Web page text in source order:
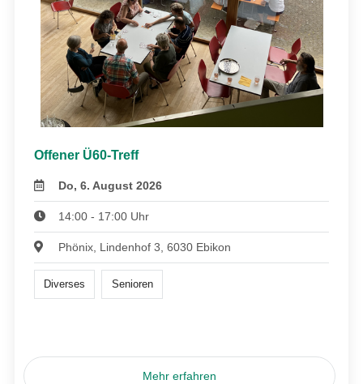
Offener Ü60-Treff
Do, 6. August 2026
14:00 - 17:00 Uhr
Phönix, Lindenhof 3, 6030 Ebikon
Diverses Senioren
Mehr erfahren